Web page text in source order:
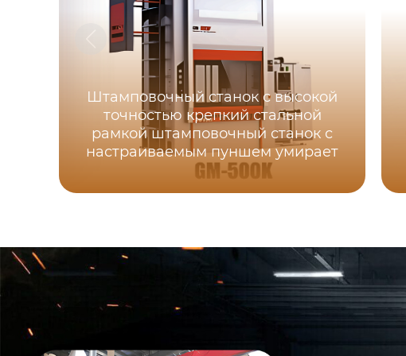
Штамповочный станок с высокой
точностью крепкий стальной
рамкой штамповочный станок с
настраиваемым пуншем умирает